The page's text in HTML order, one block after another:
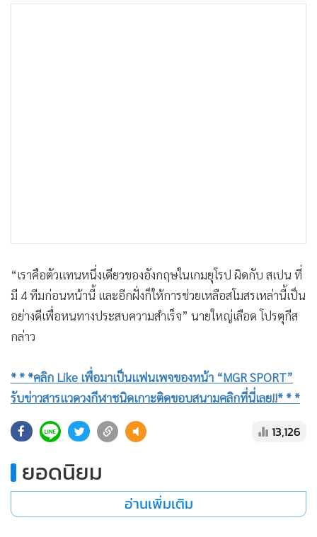
“เราคือตัวแทนหนึ่งเดียวของอังกฤษในเกมยุโรป ผิดกับ สเปน ที่
มี 4 ทีมก่อนหน้านี้ และอีกฝั่งก็ให้การช่วยเหลือสโมสรเหล่านี้เป็น
อย่างดีเพื่อหนทางประสบความสำเร็จ” นายใหญ่เลือด โปรตุกีส
กล่าว
* * *คลิก Like เพื่อมาเป็นแฟนเพจของหน้า “MGR SPORT”
รับข่าวสารแวดวงกีฬาชนิดเกาะติดขอบสนามคลิกที่นี่เลย!!* * *
13,126
ยอดนิยม
อ่านเพิ่มเติม